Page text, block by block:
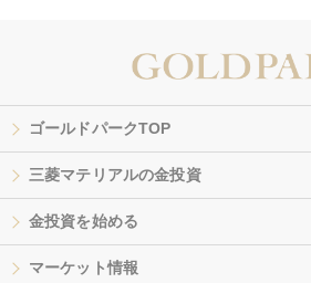
ゴールドパークTOP
三菱マテリアルの金投資
金投資を始める
マーケット情報